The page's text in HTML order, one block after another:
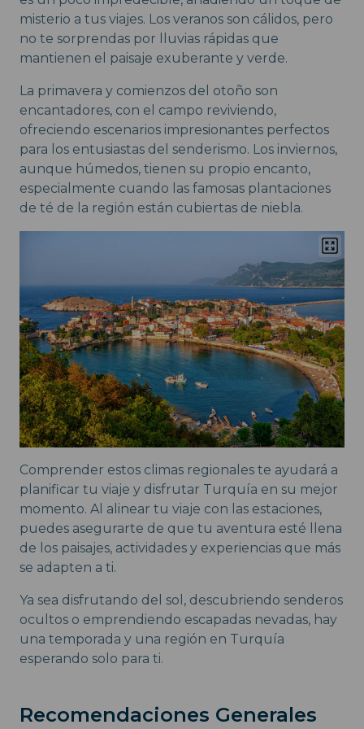
misterio a tus viajes. Los veranos son cálidos, pero
no te sorprendas por lluvias rápidas que
mantienen el paisaje exuberante y verde.
La primavera y comienzos del otoño son
encantadores, con el campo reviviendo,
ofreciendo escenarios impresionantes perfectos
para los entusiastas del senderismo. Los inviernos,
aunque húmedos, tienen su propio encanto,
especialmente cuando las famosas plantaciones
de té de la región están cubiertas de niebla.
Comprender estos climas regionales te ayudará a
planificar tu viaje y disfrutar Turquía en su mejor
momento. Al alinear tu viaje con las estaciones,
puedes asegurarte de que tu aventura esté llena
de los paisajes, actividades y experiencias que más
se adapten a ti.
Ya sea disfrutando del sol, descubriendo senderos
ocultos o emprendiendo escapadas nevadas, hay
una temporada y una región en Turquía
esperando solo para ti.
Recomendaciones Generales